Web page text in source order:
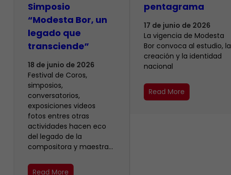
Simposio
“Modesta Bor, un
legado que
transciende”
18 de junio de 2026
Festival de Coros,
simposios,
conversatorios,
exposiciones videos
fotos entres otras
actividades hacen eco
del legado de la
compositora y maestra…
Read More
pentagrama
17 de junio de 2026
La vigencia de Modesta
Bor convoca al estudio, la
creación y la identidad
nacional
Read More